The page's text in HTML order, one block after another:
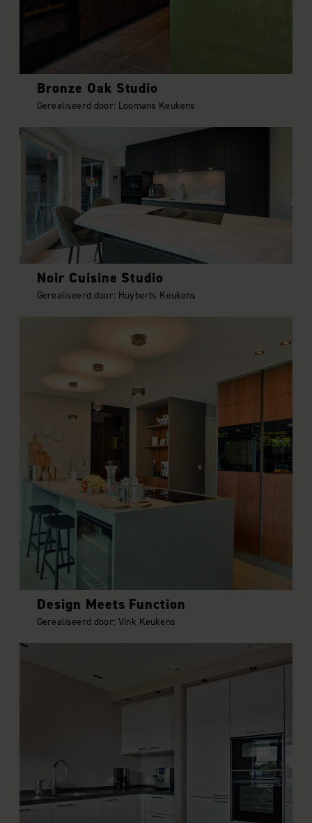
Bronze Oak Studio
Gerealiseerd door: Loomans Keukens
Noir Cuisine Studio
Gerealiseerd door: Huyberts Keukens
Design Meets Function
Gerealiseerd door: Vink Keukens